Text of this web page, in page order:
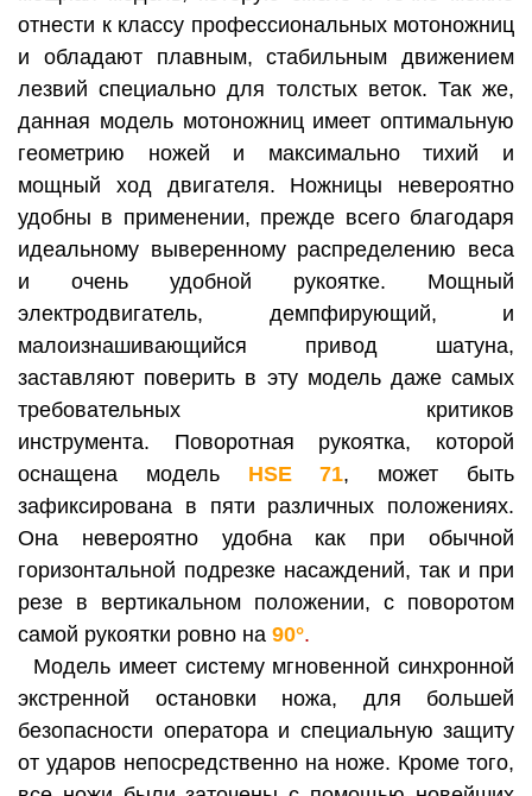
отнести к классу профессиональных мотоножниц
и обладают плавным, стабильным движением
лезвий специально для толстых веток. Так же,
данная модель мотоножниц имеет оптимальную
геометрию ножей и максимально тихий и
мощный ход двигателя. Ножницы невероятно
удобны в применении, прежде всего благодаря
идеальному выверенному распределению веса
и очень удобной рукоятке. Мощный
электродвигатель, демпфирующий, и
малоизнашивающийся привод шатуна,
заставляют поверить в эту модель даже самых
требовательных критиков
инструмента. Поворотная рукоятка, которой
оснащена модель HSE 71, может быть
зафиксирована в пяти различных положениях.
Она невероятно удобна как при обычной
горизонтальной подрезке насаждений, так и при
резе в вертикальном положении, с поворотом
самой рукоятки ровно на 90°.
Модель имеет систему мгновенной синхронной
экстренной остановки ножа, для большей
безопасности оператора и специальную защиту
от ударов непосредственно на ноже. Кроме того,